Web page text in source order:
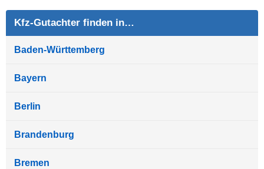
Kfz-Gutachter finden in…
Baden-Württemberg
Bayern
Berlin
Brandenburg
Bremen